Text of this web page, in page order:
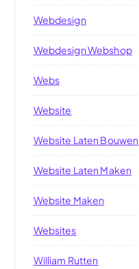
Webdesign
Webdesign Webshop
Webs
Website
Website Laten Bouwen
Website Laten Maken
Website Maken
Websites
William Rutten